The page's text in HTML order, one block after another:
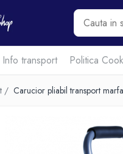
Info transport Politica
/ Carucior pliabil transport